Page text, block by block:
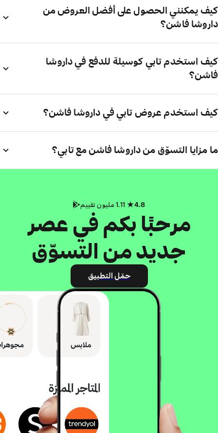
كيف يمكنني الحصول على أفضل العروض من
داروشا فاشن؟
كيف استخدم تابي كوسيلة للدفع في داروشا
فاشن؟
كيف استخدم عروض تابي في داروشا فاشن؟
ما مزايا التسوّق من داروشا فاشن مع تابي؟
4.8
مرحبًا بكم في عصر
جديد من التسوّق
حمّل التطبيق